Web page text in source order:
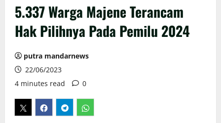
5.337 Warga Majene Terancam
Hak Pilihnya Pada Pemilu 2024
putra mandarnews
22/06/2023
4 minutes read
0